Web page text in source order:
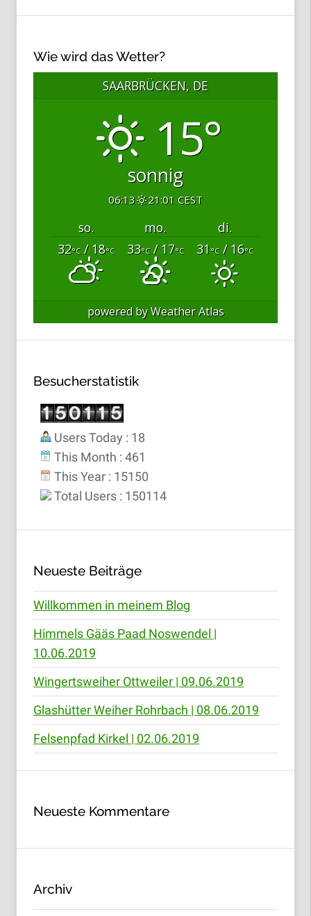
Wie wird das Wetter?
SAARBRÜCKEN, DE
15°
sonnig
06:13 21:01 CEST
so. mo.
di.
32°C/ 18°C 33°C/ 17°C 31 °C/ 16°C
powered byWeather Atlas
Besucherstatistik
Users Today : 18
This Month : 461
This Year : 15150
Total Users : 150114
Neueste Beiträge
Willkommen in meinem Blog
Himmels Gääs Paad Noswendel |
10.06.2019
Wingertsweiher Ottweiler | 09.06.2019
Glashütter Weiher Rohrbach | 08.06.2019
Felsenpfad Kirkel | 02.06.2019
Neueste Kommentare
Archiv